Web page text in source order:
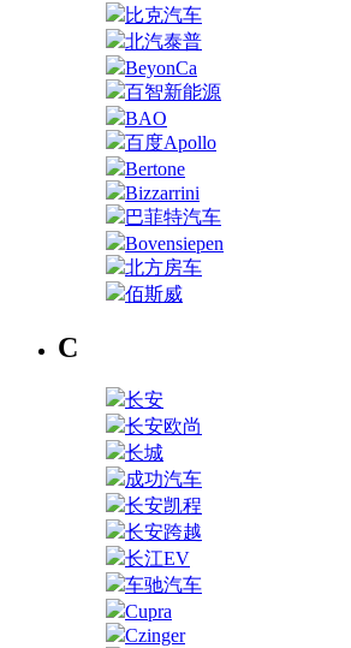
比克汽车
北汽泰普
BeyonCa
百智新能源
BAO
百度Apollo
Bertone
Bizzarrini
巴菲特汽车
Bovensiepen
北方房车
佰斯威
C
长安
长安欧尚
长城
成功汽车
长安凯程
长安跨越
长江EV
车驰汽车
Cupra
Czinger